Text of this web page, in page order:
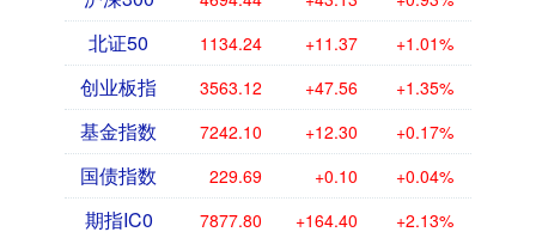
北证50 1134.24 +11.37 +1.01%
创业板指 3563.12 +47.56 +1.35%
基金指数 7242.10 +12.30 +0.17%
国债指数 229.69 +0.10 +0.04%
期指IC0 7877.80 +164.40 +2.13%